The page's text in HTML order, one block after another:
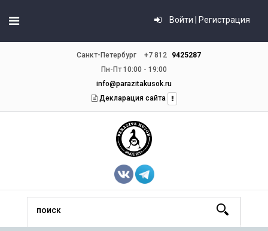
Войти | Регистрация
Санкт-Петербург +7 812
9425287
Пн-Пт 10:00 - 19:00
info@parazitakusok.ru
Декларация сайта